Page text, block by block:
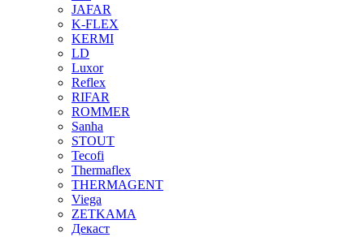
JAFAR
K-FLEX
KERMI
LD
Luxor
Reflex
RIFAR
ROMMER
Sanha
STOUT
Tecofi
Thermaflex
THERMAGENT
Viega
ZETKAMA
Декаст